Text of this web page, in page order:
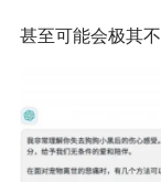
甚至可能会极其